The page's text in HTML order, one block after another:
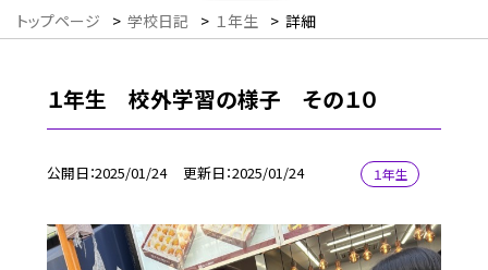
トップページ > 学校日記 > １年生 > 詳細
１年生 校外学習の様子 その１０
公開日 2025/01/24 更新日 2025/01/24 １年生